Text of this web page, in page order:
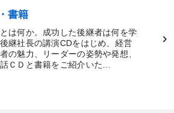
書籍
は何か。成功した後継者は何を学
継社長の講演CDをはじめ、経営
の魅力、リーダーの姿勢や発想、
ＣＤと書籍をご紹介いた...